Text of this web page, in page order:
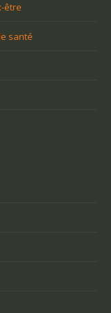
être
santé